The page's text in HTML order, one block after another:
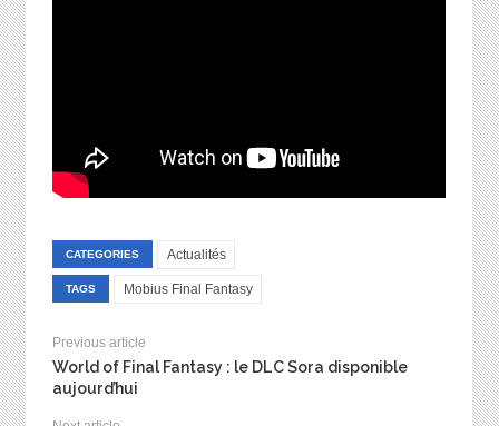
CATEGORIES Actualités
TAGS Mobius Final Fantasy
Previous article
World of Final Fantasy : le DLC Sora disponible
aujourd’hui